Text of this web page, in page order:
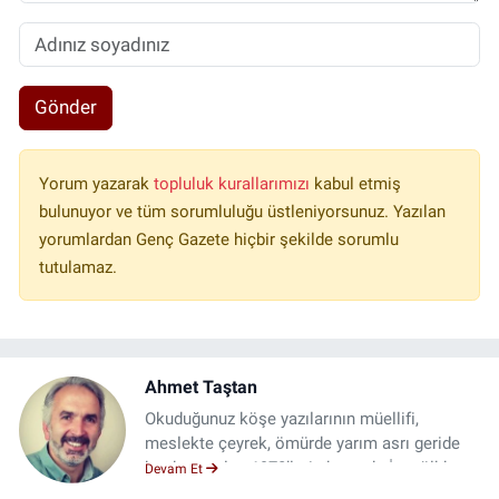
Gönder
Yorum yazarak topluluk kurallarımızı kabul etmiş
bulunuyor ve tüm sorumluluğu üstleniyorsunuz. Yazılan
yorumlardan Genç Gazete hiçbir şekilde sorumlu
tutulamaz.
Ahmet Taştan
Okuduğunuz köşe yazılarının müellifi,
meslekte çeyrek, ömürde yarım asrı geride
bırakmış olup 1970’lerin başında İnegöl’de
Devam Et